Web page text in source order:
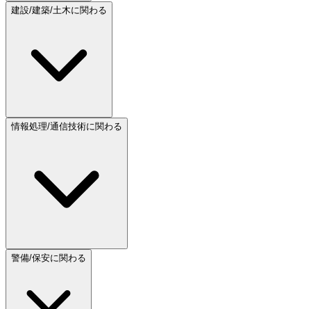
建設/建築/土木に関わる
情報処理/通信技術に関わる
警備/保安に関わる